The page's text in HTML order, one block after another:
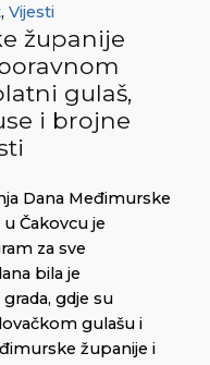
, Vijesti
županije
gulaš,
i brojne
Dana Međimurske
Čakovcu je
za sve
bila je
gdje su
gulašu i
županije i